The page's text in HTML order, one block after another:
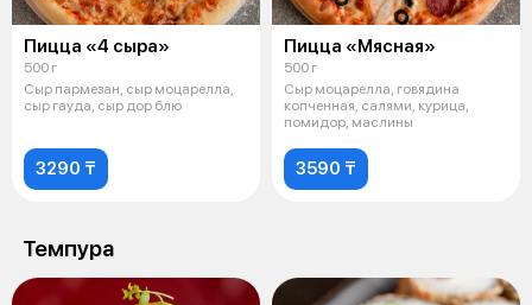
Пицца «4 сыра»
500 г
Сыр пармезан, сыр моцарелла,
сыр гауда, сыр дор блю
3290 ₸
Пицца «Мясная»
500 г
Сыр моцарелла, говядина
копченная, салями, курица,
помидор, маслины
3590 ₸
Темпура